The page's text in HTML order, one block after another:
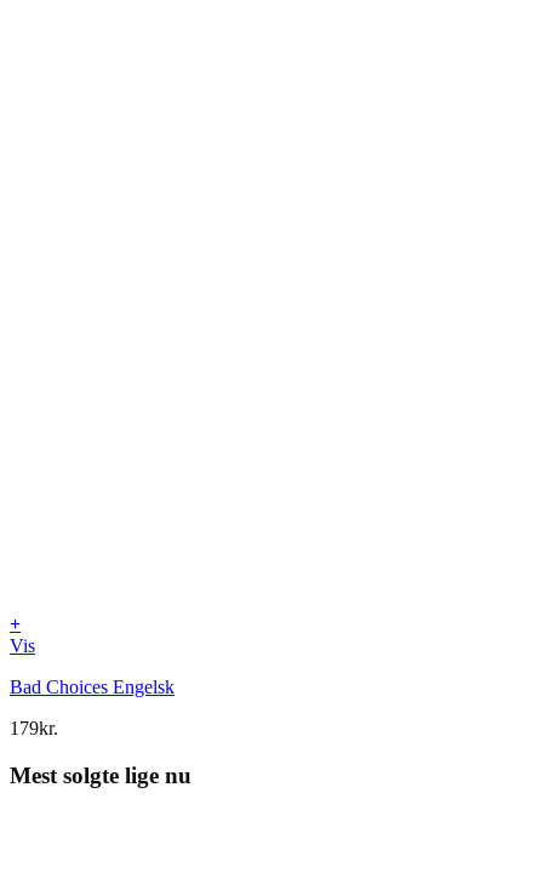
+
Vis
Bad Choices Engelsk
179kr.
Mest solgte lige nu